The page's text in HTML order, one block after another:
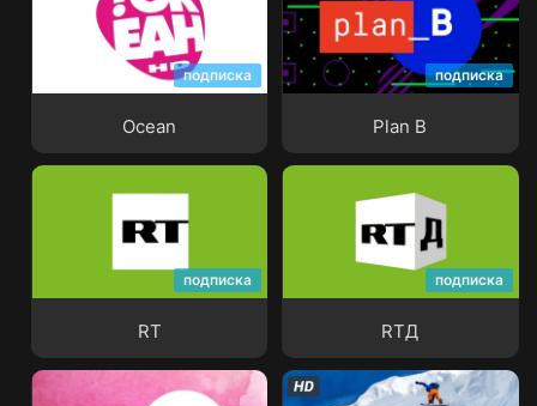
подписка
Ocean
подписка
Plan B
Plan B
подписка
RT
подписка
RTД